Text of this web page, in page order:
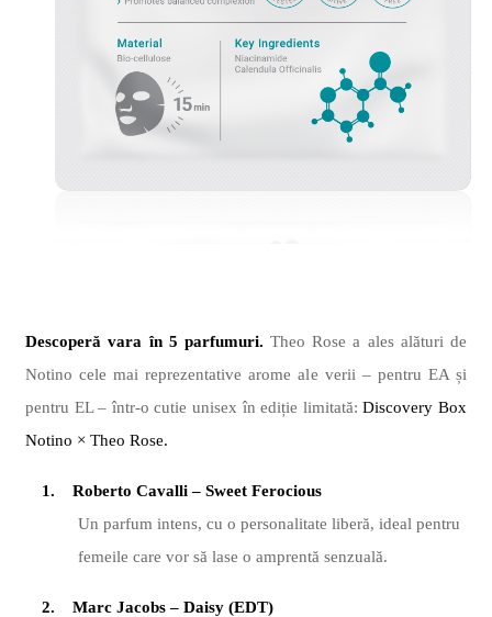
Descoperăvara în 5 parfumuri. Theo Rose a ales alături de
Notino cele mai reprezentative arome ale verii – pentru EA și
pentru EL – într-o cutie unisex în ediție limitată:Discovery Box
Notino × Theo Rose.
1. Roberto Cavalli– Sweet Ferocious
Un parfum intens, cu o personalitate liberă, ideal pentru
femeile care vor sălase o amprentăsenzuală.
2.
Marc Jacobs – Daisy (EDT)